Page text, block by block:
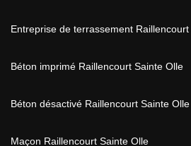
Entreprise de terrassement
Béton imprimé Raillencourt Sainte Olle
Béton désactivé Raillencourt Sainte Olle
Maçon Raillencourt Sainte Olle